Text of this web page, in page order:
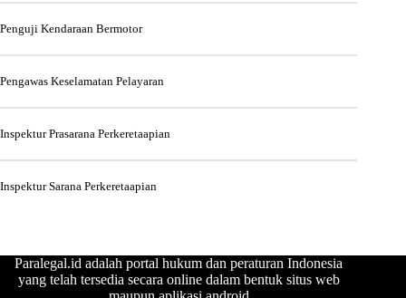
Penguji Kendaraan Bermotor
Pengawas Keselamatan Pelayaran
Inspektur Prasarana Perkeretaapian
Inspektur Sarana Perkeretaapian
Paralegal.id adalah portal hukum dan peraturan Indonesia
yang telah tersedia secara online dalam bentuk situs web